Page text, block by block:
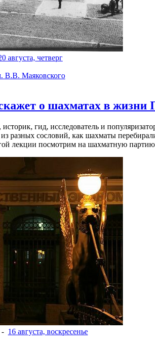
августа, четверг
В.В. Маяковского
о шахматах в жизни
гид, исследователь и
разных сословий, как шахматы
лекции посмотрим на шахматную партию
- 16 августа, воскресенье